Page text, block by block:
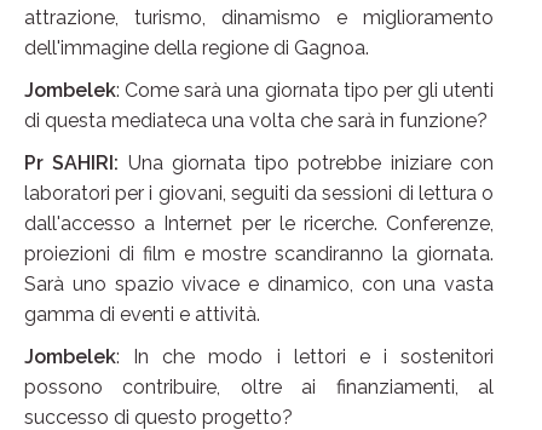
attrazione, turismo, dinamismo e miglioramento
dell'immagine della regione di Gagnoa.
Jombelek: Come sarà una giornata tipo per gli utenti
di questa mediateca una volta che sarà in funzione?
Pr SAHIRI: Una giornata tipo potrebbe iniziare con
laboratori per i giovani, seguiti da sessioni di lettura o
dall'accesso a Internet per le ricerche. Conferenze,
proiezioni di film e mostre scandiranno la giornata.
Sarà uno spazio vivace e dinamico, con una vasta
gamma di eventi e attività.
Jombelek: In che modo i lettori e i sostenitori
possono contribuire, oltre ai finanziamenti, al
successo di questo progetto?